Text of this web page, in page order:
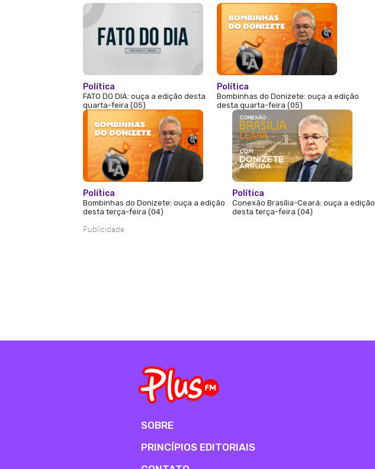
Política
FATO DO DIA: ouça a edição desta
quarta-feira (05)
Política
Bombinhas do Donizete: ouça a edição
desta quarta-feira (05)
Política
Bombinhas do Donizete: ouça a edição
desta terça-feira (04)
Política
Conexão Brasília-Ceará: ouça a edição
desta terça-feira (04)
Publicidade
SOBRE
PRINCÍPIOS EDITORIAIS